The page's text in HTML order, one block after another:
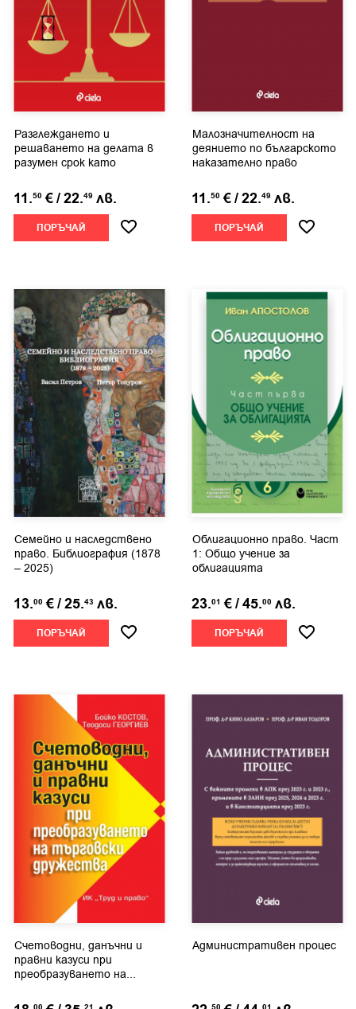
Разглеждането и
решаването на делата в
разумен срок като
11.50 €/22.49 лв.
ПОРЪЧАЙ
Малозначителност на
деянието по българското
наказателно право
11.50 €/22.49 лв.
ПОРЪЧАЙ
Семейно и наследствено
право. Библиография (1878
– 2025)
13.00 €/25.43 лв.
ПОРЪЧАЙ
Облигационно право. Част
1: Общо учение за
облигацията
23.01 €/45.00 лв.
ПОРЪЧАЙ
Счетоводни, данъчни и
правни казуси при
преобразуването на...
Административен процес